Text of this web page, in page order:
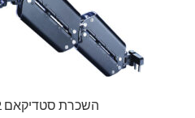
השכרת סטדיקאם Glidecam X22